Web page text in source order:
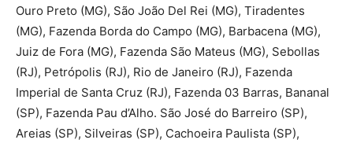
Ouro Preto (MG), São João Del Rei (MG), Tiradentes
(MG), Fazenda Borda do Campo (MG), Barbacena (MG),
Juiz de Fora (MG), Fazenda São Mateus (MG), Sebollas
(RJ), Petrópolis (RJ), Rio de Janeiro (RJ), Fazenda
Imperial de Santa Cruz (RJ), Fazenda 03 Barras, Bananal
(SP), Fazenda Pau d’Alho. São José do Barreiro (SP),
Areias (SP), Silveiras (SP), Cachoeira Paulista (SP),